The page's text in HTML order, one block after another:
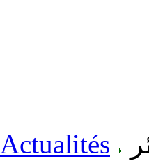
Actualités